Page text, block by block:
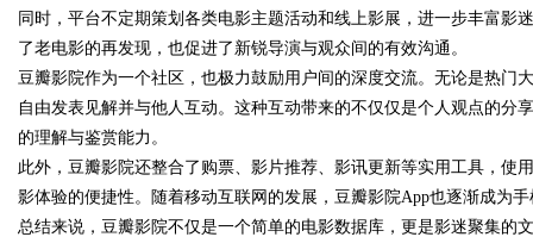
!
同时，平台不定期策划各类电影主题活动和线上影展，进一步丰富
了老电影的再发现，也促进了新锐导演与观众间的有效沟通。
豆瓣影院作为一个社区，也极力鼓励用户间的深度交流。无论是热门
自由发表见解并与他人互动。这种互动带来的不仅仅是个人观点的分
的理解与鉴赏能力。
此外，豆瓣影院还整合了购票、影片推荐、影讯更新等实用工具，使
影体验的便捷性。随着移动互联网的发展，豆瓣影院App也逐渐成为
总结来说，豆瓣影院不仅是一个简单的电影数据库，更是影迷聚集的